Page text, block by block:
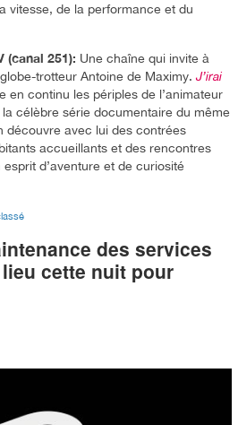
vitesse, de la performance et du
(canal 251): Une chaîne qui invite à
trotteur Antoine de Maximy. J’irai
en continu les périples de l’animateur
célèbre série documentaire du même
découvre avec lui des contrées
accueillants et des rencontres
d’aventure et de curiosité
des services
cette nuit pour